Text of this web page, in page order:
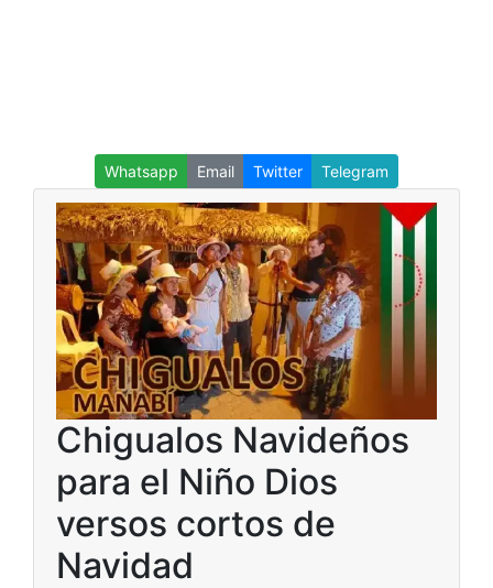
Whatsapp Email Twitter Telegram
Chigualos Navideños
para el Niño Dios
versos cortos de
Navidad